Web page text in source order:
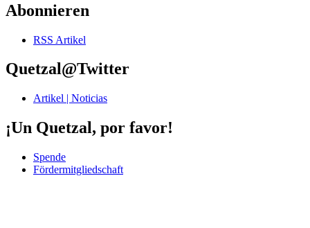
Abonnieren
RSS Artikel
Quetzal@Twitter
Artikel | Noticias
¡Un Quetzal, por favor!
Spende
Fördermitgliedschaft